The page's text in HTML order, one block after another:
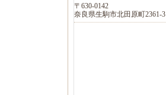
〒630-0142
奈良県生駒市北田原町2361-3